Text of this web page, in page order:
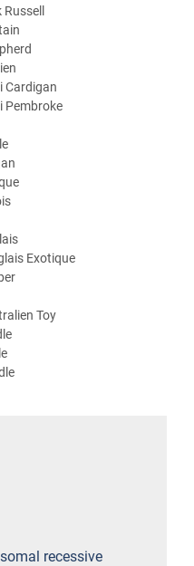
Cardigan
Pembroke
Exotique
Toy
recessive